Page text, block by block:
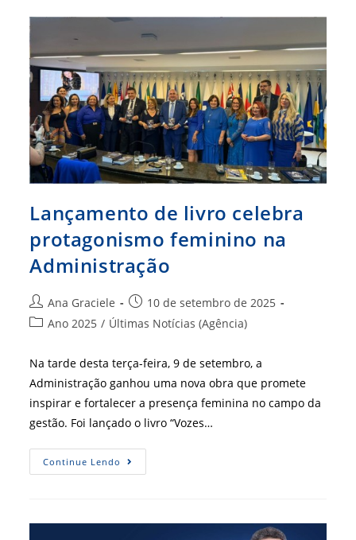
De
Ação
Graças
Lançamento de livro celebra
protagonismo feminino na
Administração
Autor
do
Ana Graciele
Post
publicado:
10 de setembro de 2025
Categoria
post:
Ano 2025 / Últimas Notícias (Agência)
Na tarde desta terça-feira, 9 de setembro, a
Administração ganhou uma nova obra que promete
inspirar e fortalecer a presença feminina no campo da
gestão. Foi lançado o livro “Vozes…
Continue Lendo Lançamento
De